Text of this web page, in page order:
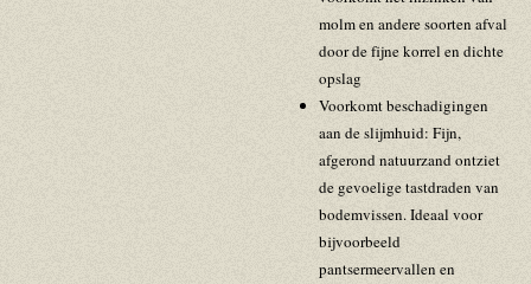
molm en andere soorten afval
door de fijne korrel en dichte
opslag
Voorkomt beschadigingen
aan de slijmhuid: Fijn,
afgerond natuurzand ontziet
de gevoelige tastdraden van
bodemvissen. Ideaal voor
bijvoorbeeld
pantsermeervallen en